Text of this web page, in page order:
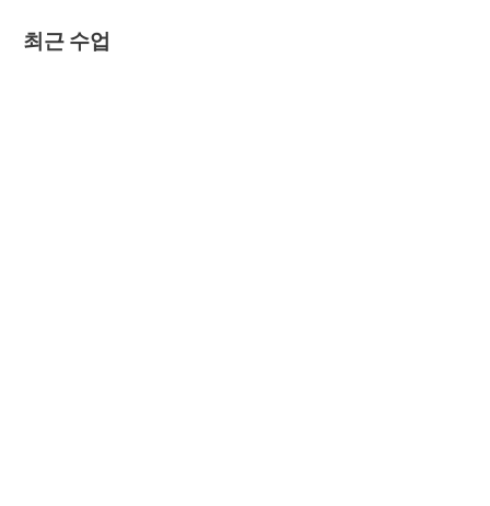
최근 수업